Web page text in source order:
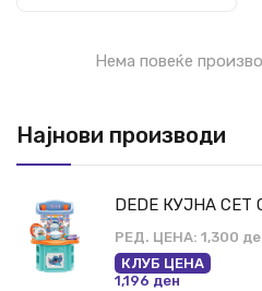
Најнови производи
DEDE КУЈНА СЕТ
РЕД. ЦЕНА: 1,300
КЛУБ ЦЕНА
1,196 ден
Нема повеќе